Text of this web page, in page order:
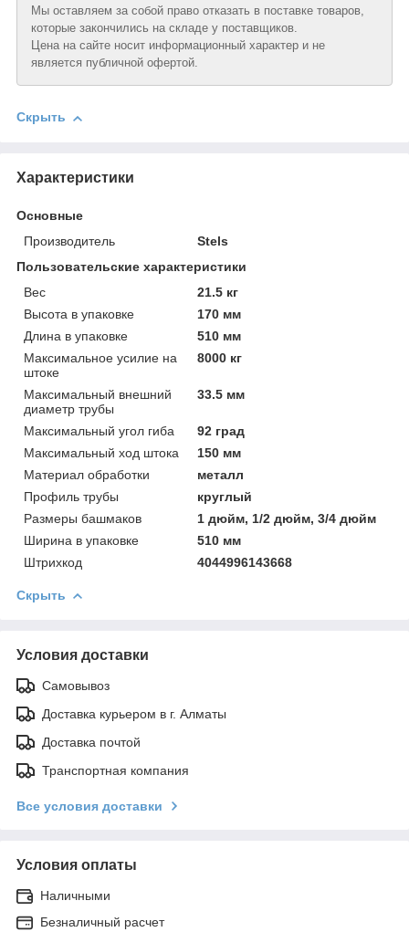
Мы оставляем за собой право отказать в поставке товаров,
которые закончились на складе у поставщиков.
Цена на сайте носит информационный характер и не
является публичной офертой.
Скрыть
Характеристики
Основные
Производитель
Stels
Пользовательские характеристики
Вeс
21.5 кг
Высотa в упаковке
170 мм
Длинa в упаковке
510 мм
Максимальное усилие на
штоке
8000 кг
Максимальный внешний
диаметр трубы
33.5 мм
Максимальный угол гиба
92 град
Максимальный ход штока
150 мм
Материал обработки
металл
Профиль трубы
круглый
Размеры башмаков
1 дюйм, 1/2 дюйм, 3/4 дюйм
Ширинa в упаковке
510 мм
Штрихкод
4044996143668
Скрыть
Условия доставки
Самовывоз
Доставка курьером в г. Алматы
Доставка почтой
Транспортная компания
Все условия доставки
Условия оплаты
Наличными
Безналичный расчет